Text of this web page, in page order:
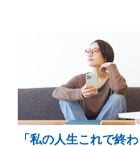
「私の人生これで終わ